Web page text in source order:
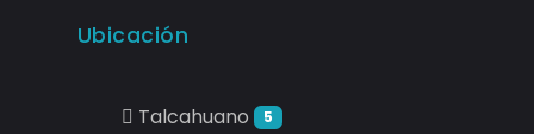
Ubicación
Talcahuano 5